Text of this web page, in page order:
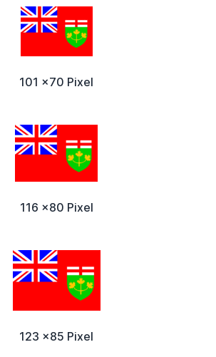
101 x70 Pixel
116 x80 Pixel
123 x85 Pixel